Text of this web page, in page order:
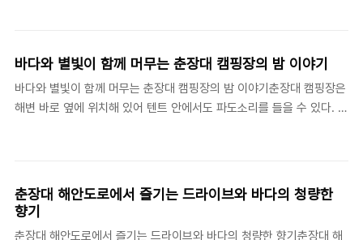
을 사람들은 친절하고 소박하며, 직접 잡은 해산물을 즉석에서 구워주
는 인심이 인상적이다. 갯벌 위로 해가 지면 붉은 하늘과 함께 마을 전체
가 따뜻한 빛으로 물든다. 자연과 사람의 온기가 공존하는 춘장대 어촌
체험마을은 여행의 참맛을 느끼게 한다.
바다와 별빛이 함께 머무는 춘장대 캠핑장의 밤 이야기
바다와 별빛이 함께 머무는 춘장대 캠핑장의 밤 이야기춘장대 캠핑장은
해변 바로 옆에 위치해 있어 텐트 안에서도 파도소리를 들을 수 있다. 밤
와 여름밤에도 시원하다. 아이들은 모래사장에서 조개껍질을 모으고,
어른들은 별을 바라보며 하루를 마무리한다. 춘장대의 밤은 단순한 캠
춘장대 해안도로에서 즐기는 드라이브와 바다의 청량한
향기
춘장대 해안도로에서 즐기는 드라이브와 바다의 청량한 향기춘장대 해